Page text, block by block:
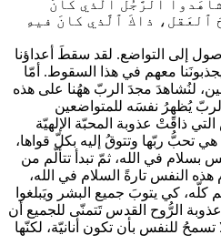
ٱلرَّجُلَ ٱلَّذي كانَ
ٱلعَقل، ذاكَ ٱلَّذي كانَ فيهِ
إلى التواضع. لقد سقطَ أعداؤنا
معهم في هذا السقوط. أمّا
لنُشاهدَ مجدَ الربّ ههُنا على هذه
مت 16: 28)، لأنّ الربّ يُظهِرُ نفسَه للمتواضعين
ذاقَتْ عذوبة المحبّة الإلهيّة
هي تحبُّ ربّها وتتوقُ إليه بكلّ قواها،
بسلام في الله، ثمّ تبدأ تتألّم من
النفس تارةً السلام في الله،
كلّه، كي يتوبَ جميع البشر ويَبلغوا
الرُّوح القدس تَتمنّى للجميع أن
تسمحُ للنفس بأن تكون أنانيّة، لكنّها